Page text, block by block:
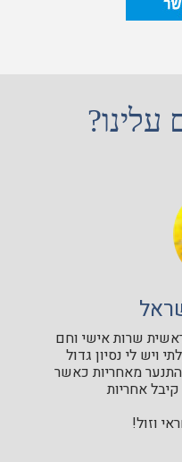
שרות אישי וחם
ויש לי נסיון גדול
מאחריות כאשר
אחריות
וזול!